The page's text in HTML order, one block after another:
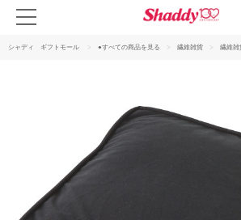
シャディ ギフトモール ●すべての商品を見る 繊維雑貨 繊維雑